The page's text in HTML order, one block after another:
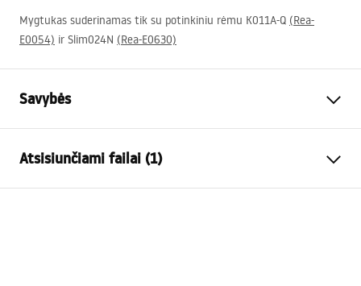
Mygtukas suderinamas tik su potinkiniu rėmu K011A-Q (Rea-
E0054) ir Slim024N (Rea-E0630)
Savybės
Medžiaga
Aukštis
155mm
Atsisiunčiami failai (1)